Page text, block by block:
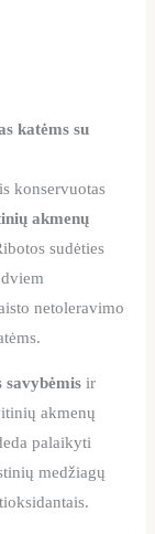
katėms su
konservuotas
akmenų
sudėties
netoleravimo
savybėmis ir
akmenų
palaikyti
medžiagų